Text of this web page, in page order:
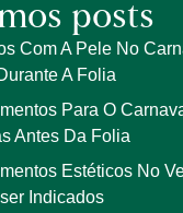
posts
Com A Pele No
A Folia
Para O
Antes Da Folia
Estéticos No
Indicados